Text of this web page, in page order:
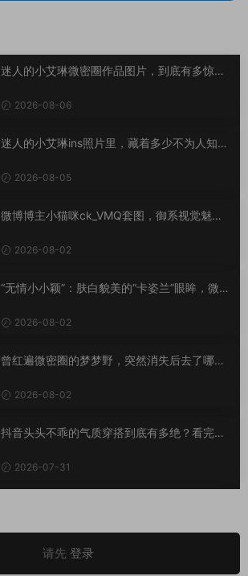
迷人的小艾琳微密圈作品图片，到底有多惊
2026-08-06
迷人的小艾琳ins照片里，藏着多少不为人知的
2026-08-05
微博博主小猫咪ck_VMQ套图，御系视觉魅力
2026-08-02
“无情小小颖”：肤白貌美的“卡姿兰”眼眸，微密
2026-08-02
曾红遍微密圈的梦梦野，突然消失后去了哪
2026-08-02
抖音头头不乖的气质穿搭到底有多绝？看完想
2026-07-31
请先 登录